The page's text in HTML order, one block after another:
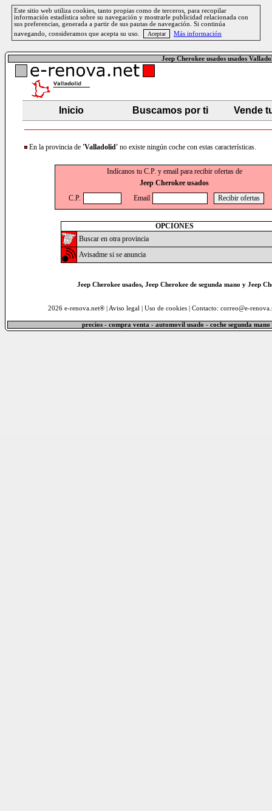
Este sitio web utiliza cookies, tanto propias como de terceros, para recopilar
información estadística sobre su navegación y mostrarle publicidad relacionada con
sus preferencias, generada a partir de sus pautas de navegación. Si continúa
navegando, consideramos que acepta su uso.
Más información
Jeep Cherokee usados usados
Inicio Buscamos por ti Vende
En la provincia de 'Valladolid' no existe ningún coche con estas características.
Indícanos tu C.P. y email para recibir ofertas de
Jeep Cherokee usados
C.P.
Email
OPCIONES
Buscar en otra provincia
Avisadme si se anuncia
Jeep Cherokee usados, Jeep Cherokee de segunda mano y Jeep
2026 e-renova.net® | Aviso legal Uso de cookies| Contacto: correo@e-
precios - compra venta - automovil usado - coche segunda mano